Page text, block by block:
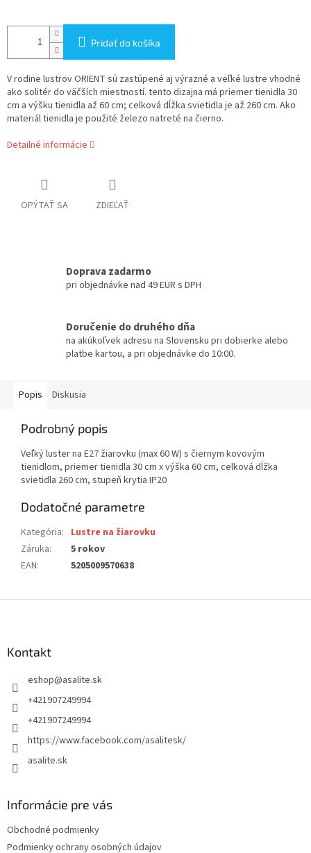
Pridať do košíka
V rodine lustrov ORIENT sú zastúpené aj výrazné a veľké lustre vhodné
ako solitér do väčších miestností. tento dizajna má priemer tienidla 30
cm a výšku tienidla až 60 cm; celková dĺžka svietidla je až 260 cm. Ako
materiál tienidla je použité železo natreté na čierno.
Detailné informácie
OPÝTAŤ SA ZDIEĽAŤ
Doprava zadarmo
pri objednávke nad 49 EUR s DPH
Doručenie do druhého dňa
na akúkoľvek adresu na Slovensku pri dobierke alebo
platbe kartou, a pri objednávke do 10:00.
Popis Diskusia
Podrobný popis
Veľký luster na E27 žiarovku (max 60 W) s čiernym kovovým
tienidlom, priemer tienidla 30 cm x výška 60 cm, celková dĺžka
svietidla 260 cm, stupeň krytia IP20
Dodatočné parametre
Kategória: Lustre na žiarovku
Záruka:
5 rokov
EAN: 5205009570638
Kontakt
eshop@asalite.sk
+421907249994
+421907249994
https://www.facebook.com/asalitesk/
asalite.sk
Informácie pre vás
Obchodné podmienky
Podmienky ochrany osobných údajov